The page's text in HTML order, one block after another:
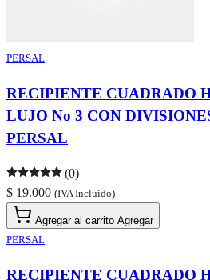
PERSAL
RECIPIENTE CUADRADO
LUJO No 3 CON
PERSAL
(0)
$ 19.000 (IVA Incluido)
Agregar al carrito Agregar
PERSAL
RECIPIENTE CUADRADO